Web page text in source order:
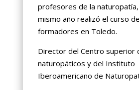
profesores de la
mismo año realizó el curso
formadores en Toledo.
Director del Centro superior
naturopáticos y del Instituto
Iberoamericano de